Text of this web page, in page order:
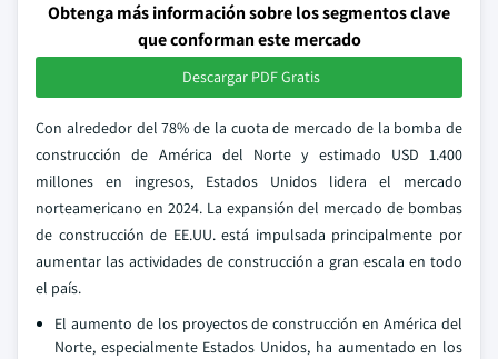
Obtenga más información sobre los segmentos clave
que conforman este mercado
Descargar PDF Gratis
Con alrededor del 78% de la cuota de mercado de la bomba de
construcción de América del Norte y estimado USD 1.400
millones en ingresos, Estados Unidos lidera el mercado
norteamericano en 2024. La expansión del mercado de bombas
de construcción de EE.UU. está impulsada principalmente por
aumentar las actividades de construcción a gran escala en todo
el país.
El aumento de los proyectos de construcción en América del
Norte, especialmente Estados Unidos, ha aumentado en los